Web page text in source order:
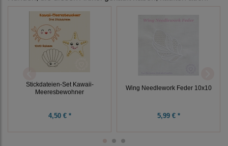
Stickdateien-Set Kawaii-
Meeresbewohner
4,50 € *
Wing Needlework Feder 10x10
5,99 € *